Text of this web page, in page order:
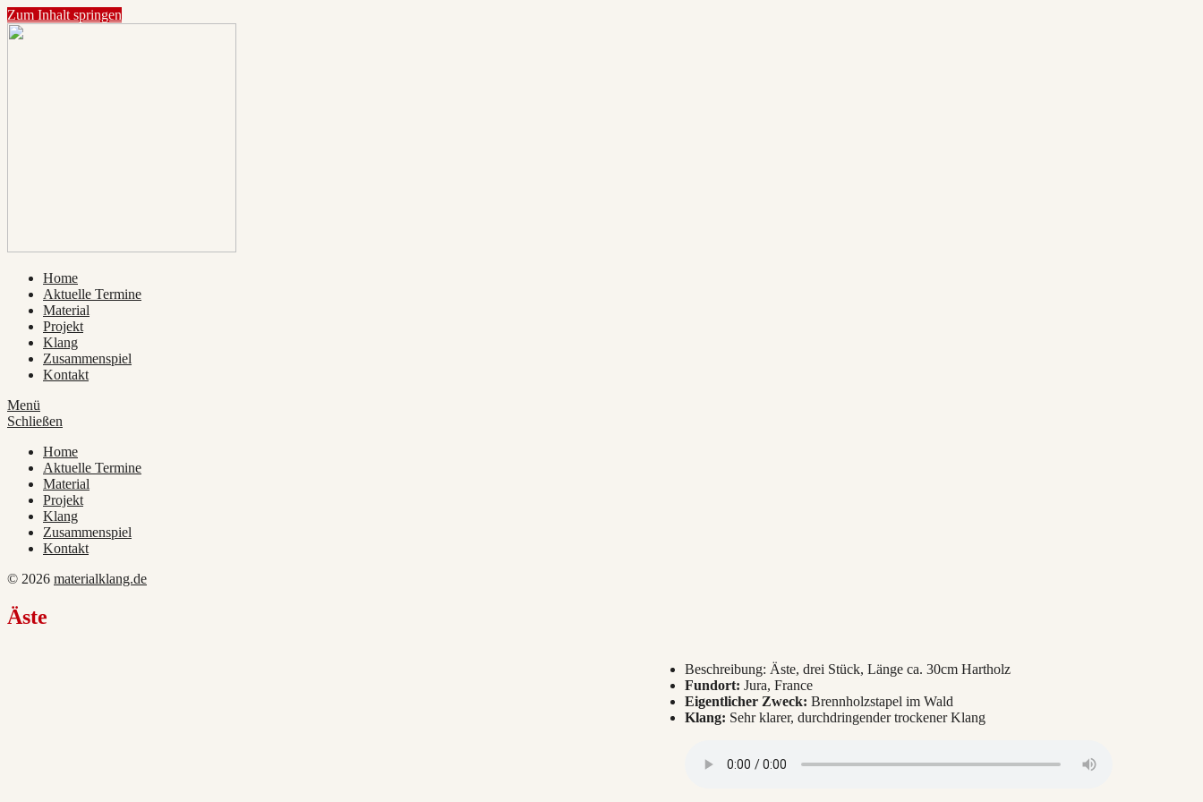
Zum Inhalt springen
Home
Aktuelle Termine
Material
Projekt
Klang
Zusammenspiel
Kontakt
Menü
Schließen
Home
Aktuelle Termine
Material
Projekt
Klang
Zusammenspiel
Kontakt
© 2026 materialklang.de
Äste
Beschreibung: Äste, drei Stück, Länge ca. 30cm Hartholz
Fundort: Jura, France
Eigentlicher Zweck: Brennholzstapel im Wald
Klang: Sehr klarer, durchdringender trockener Klang